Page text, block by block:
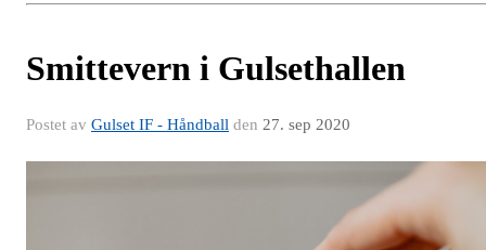
Smittevern i Gulsethallen
Postet av Gulset IF - Håndball den 27. sep 2020